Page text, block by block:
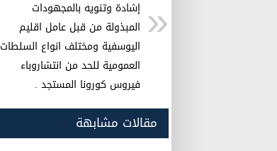
o
k
p
إشادة وتنويه بالمجهودات
المبذولة من قبل عامل اقليم
اليوسفية ومختلف انواع السلطات
العمومية للحد من انتشاروباء
فيروس كورونا المستجد .
مقالات مشابهة